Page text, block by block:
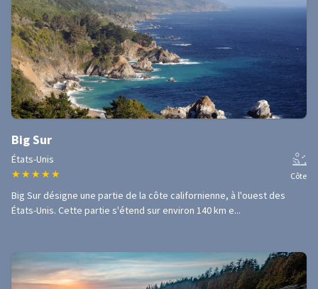
Big Sur
États-Unis
★ ★ ★ ★ ★ Côte
Big Sur désigne une partie de la côte californienne, à l'ouest des
États-Unis. Cette partie s'étend sur environ 140 km e...